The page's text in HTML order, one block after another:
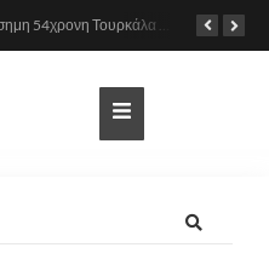
Διάσημη 54χρονη Τουρκάλα ηθοποιός συνελήφθη γιατί φορούσε δονητή στον λαιμό της – «Μου αρέσει να τον έχω πάντα πρόχειρο…»